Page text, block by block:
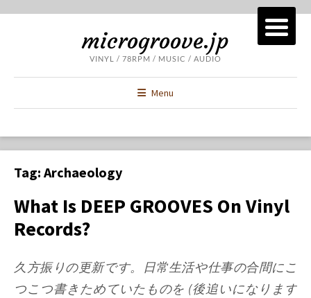
microgroove.jp
VINYL / 78RPM / MUSIC / AUDIO
Menu
Tag: Archaeology
What Is DEEP GROOVES On Vinyl
Records?
久方振りの更新です。日常生活や仕事の合間にこ
つこつ書きためていたものを (後追いになります